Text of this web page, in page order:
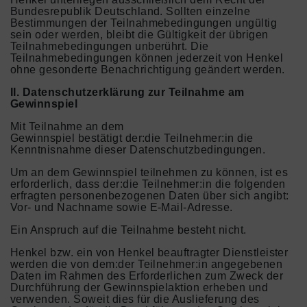
Bundesrepublik Deutschland. Sollten einzelne
Bestimmungen der Teilnahmebedingungen ungültig
sein oder werden, bleibt die Gültigkeit der übrigen
Teilnahmebedingungen unberührt. Die
Teilnahmebedingungen können jederzeit von Henkel
ohne gesonderte Benachrichtigung geändert werden.
II. Datenschutzerklärung zur Teilnahme am
Gewinnspiel
Mit Teilnahme an dem
Gewinnspiel bestätigt der:die Teilnehmer:in die
Kenntnisnahme dieser Datenschutzbedingungen.
Um an dem Gewinnspiel teilnehmen zu können, ist es
erforderlich, dass der:die Teilnehmer:in die folgenden
erfragten personenbezogenen Daten über sich angibt:
Vor- und Nachname sowie E-Mail-Adresse.
Ein Anspruch auf die Teilnahme besteht nicht.
Henkel bzw. ein von Henkel beauftragter Dienstleister
werden die von dem:der Teilnehmer:in angegebenen
Daten im Rahmen des Erforderlichen zum Zweck der
Durchführung der Gewinnspielaktion erheben und
verwenden. Soweit dies für die Auslieferung des